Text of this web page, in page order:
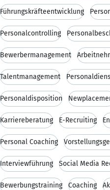
Führungskräfteentwicklung
Personalcontrolling
Bewerbermanagement
Talentmanagement
Personaldisposition
Karriereberatung E-Recruiting
Personal Coaching
Interviewführung Social Media
Bewerbungstraining Coaching